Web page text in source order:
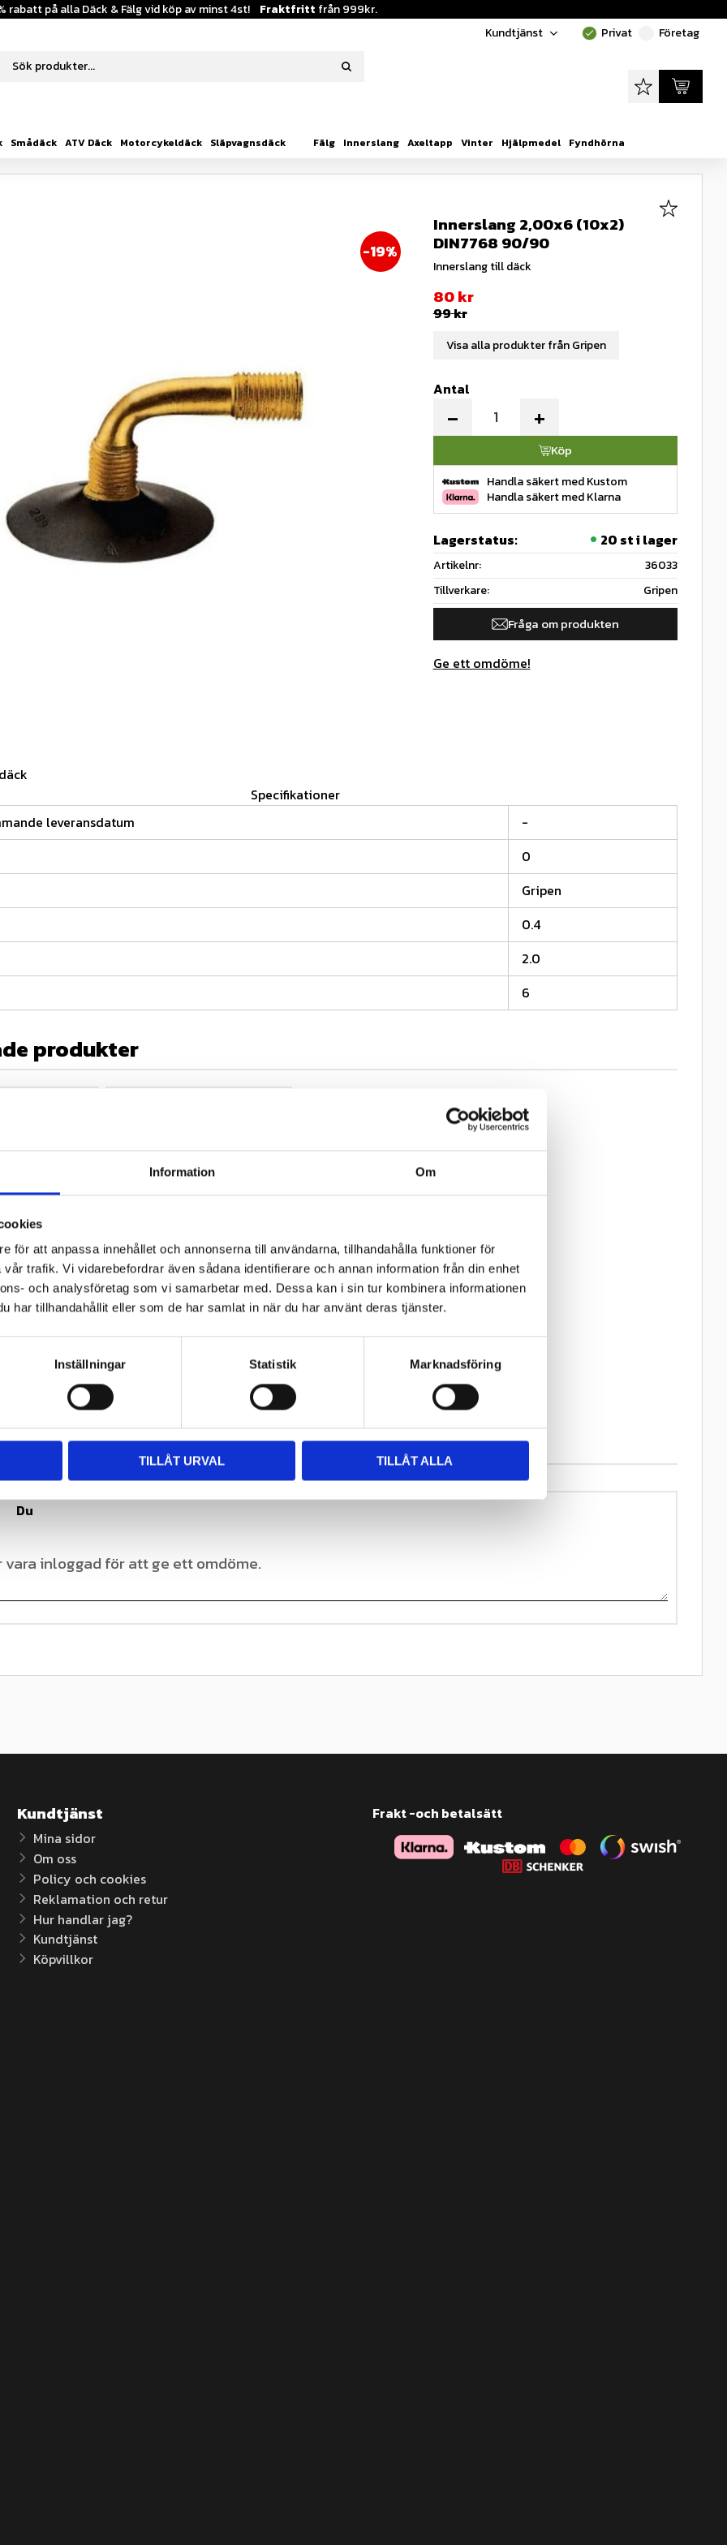
Information Om
för att anpassa innehållet och annonserna till användarna, tillhandahålla funktioner för
trafik. Vi vidarebefordrar även sådana identifierare och annan information från din enhet
och analysföretag som vi samarbetar med. Dessa kan i sin tur kombinera informationen
har tillhandahållit eller som de har samlat in när du har använt deras tjänster.
Inställningar Statistik Marknadsföring
TILLÅT URVAL TILLÅT ALLA
rabatt på alla Däck & Fälg vid köp av minst 4st! Fraktfritt från 999kr.
Kundtjänst done Privat Företag
Favoriter
Kundvagn
Smådäck ATV Däck Motorcykeldäck Släpvagnsdäck Fälg Innerslang Axeltapp Vinter Hjälpmedel Fyndhörna
19%
Innerslang 2,00x6 (10x2)
DIN7768 90/90
Innerslang till däck
Nedsatt pris:
80kr
Ordinarie pris:
99kr
Antal
+
-
Köp
Handla säkert med Kustom
Handla säkert med Klarna
Lägg till
Lagerstatus 20 st i lager
Artikelnr
36033
Tillverkare
Gripen
Fråga om produkten
Visa alla produkter från Gripen
Ge ett omdöme!
Specifikationer
leveransdatum
-
0
Gripen
0.4
2.0
6
produkter
6 (10x2)
Lägg till i favoriter
Innerslang 2,00-6 (10x2)
A/V 2,00-6 RAK VENTIL
Innerslang till däck
80kr
Lägg till i favoriter
Du
Kundtjänst
Mina sidor
Om oss
Policy och cookies
Reklamation och retur
Hur handlar jag?
Kundtjänst
Köpvillkor
Frakt -och betalsätt